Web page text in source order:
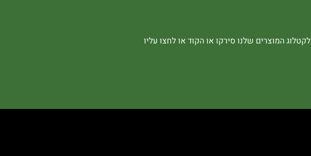
לקטלוג המוצרים שלנו סירקו או הקוד או לחצו עליו